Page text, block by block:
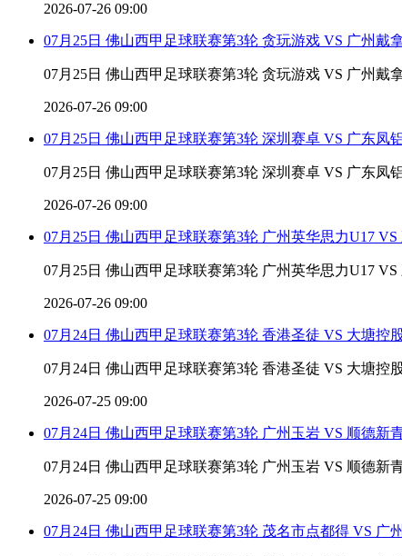
2026-07-26 09:00
07月25日 佛山西甲足球联赛第3轮 贪玩游戏 VS 广州戴
07月25日 佛山西甲足球联赛第3轮 贪玩游戏 VS 广州戴
2026-07-26 09:00
07月25日 佛山西甲足球联赛第3轮 深圳赛卓 VS 广东凤
07月25日 佛山西甲足球联赛第3轮 深圳赛卓 VS 广东凤
2026-07-26 09:00
07月25日 佛山西甲足球联赛第3轮 广州英华思力U17
07月25日 佛山西甲足球联赛第3轮 广州英华思力U17
2026-07-26 09:00
07月24日 佛山西甲足球联赛第3轮 香港圣徒 VS 大塘控
07月24日 佛山西甲足球联赛第3轮 香港圣徒 VS 大塘控
2026-07-25 09:00
07月24日 佛山西甲足球联赛第3轮 广州玉岩 VS 顺德新
07月24日 佛山西甲足球联赛第3轮 广州玉岩 VS 顺德新
2026-07-25 09:00
07月24日 佛山西甲足球联赛第3轮 茂名市点都得 VS 广